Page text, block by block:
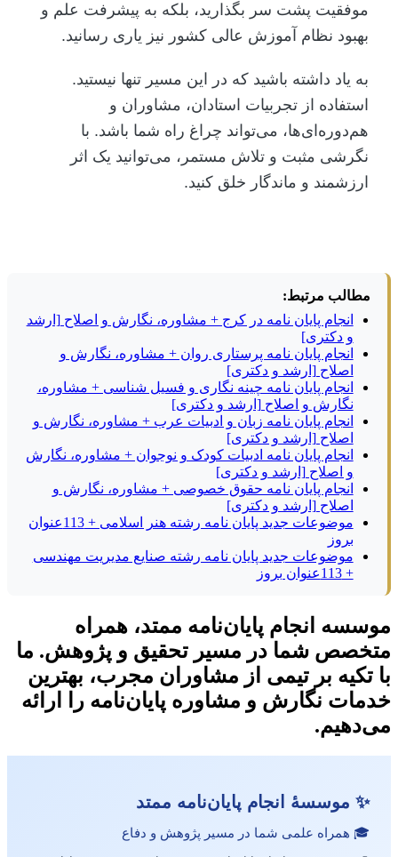
موفقیت پشت سر بگذارید، بلکه به پیشرفت علم و
بهبود نظام آموزش عالی کشور نیز یاری رسانید.
به یاد داشته باشید که در این مسیر تنها نیستید.
استفاده از تجربیات استادان، مشاوران و
هم‌دوره‌ای‌ها، می‌تواند چراغ راه شما باشد. با
نگرشی مثبت و تلاش مستمر، می‌توانید یک اثر
ارزشمند و ماندگار خلق کنید.
مطالب مرتبط:
انجام پایان نامه در کرج + مشاوره، نگارش و اصلاح [ارشد
و دکتری]
انجام پایان نامه پرستاری روان + مشاوره، نگارش و
اصلاح [ارشد و دکتری]
انجام پایان نامه چینه نگاری و فسیل شناسی + مشاوره،
نگارش و اصلاح [ارشد و دکتری]
انجام پایان نامه زبان و ادبیات عرب + مشاوره، نگارش و
اصلاح [ارشد و دکتری]
انجام پایان نامه ادبیات کودک و نوجوان + مشاوره، نگارش
و اصلاح [ارشد و دکتری]
انجام پایان نامه حقوق خصوصی + مشاوره، نگارش و
اصلاح [ارشد و دکتری]
موضوعات جدید پایان نامه رشته هنر اسلامی + 113عنوان
بروز
موضوعات جدید پایان نامه رشته صنایع مدیریت مهندسی
+ 113عنوان بروز
موسسه انجام پایان‌نامه ممتد، همراه
متخصص شما در مسیر تحقیق و پژوهش. ما
با تکیه بر تیمی از مشاوران مجرب، بهترین
خدمات نگارش و مشاوره پایان‌نامه را ارائه
می‌دهیم.
✨ موسسهٔ انجام پایان‌نامه ممتد
🎓 همراه علمی شما در مسیر پژوهش و دفاع